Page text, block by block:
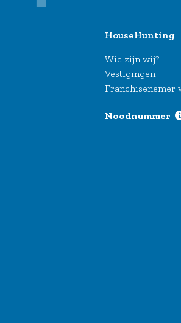
HouseHunting
Wie zijn wij?
Vestigingen
Franchisenemer
Noodnummer